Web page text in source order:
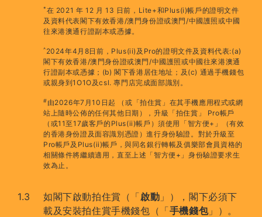
*在 2021 年 12 月 13 日前，Lite+和Plus(i)帳戶的證明文件
及資料代表閣下有效香港/澳門身份證或澳門/中國護照或中國
往來港澳通行證副本或憑據。
^2024年4月8日前，Plus(ii)及Pro的證明文件及資料代表:(a)
閣下有效香港/澳門身份證或澳門/中國護照或中國往來港澳通
行證副本或憑據；(b) 閣下香港居住地址；及(c) 通過手機錢包
或親身到1O1O及csl. 專門店完成面部識別。
#由2026年7月10日起 （或「拍住賞」在其手機應用程式或網
站上隨時公佈的任何其他日期），升級「拍住賞」 Pro帳戶
（或11至17歲客戶的Plus(ii)帳戶）須使用「智方便+」（有效
的香港身份證及面容識別憑證）進行身份驗證。對於升級至
Pro帳戶及Plus(ii)帳戶，與同名銀行轉帳及俱樂部會員資格的
相關條件將繼續適用，直至上述「智方便+」身份驗證要求生
效為止。
如閣下啟動拍住賞（「啟動 」），閣下必須下
載及安裝拍住賞手機錢包（「手機錢包」）。